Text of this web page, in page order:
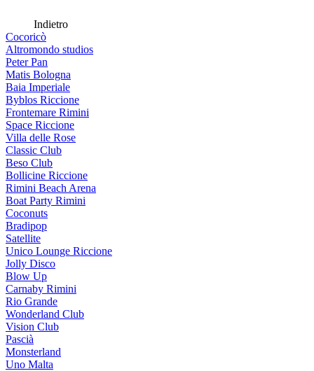
Indietro
Cocoricò
Altromondo studios
Peter Pan
Matis Bologna
Baia Imperiale
Byblos Riccione
Frontemare Rimini
Space Riccione
Villa delle Rose
Classic Club
Beso Club
Bollicine Riccione
Rimini Beach Arena
Boat Party Rimini
Coconuts
Bradipop
Satellite
Unico Lounge Riccione
Jolly Disco
Blow Up
Carnaby Rimini
Rio Grande
Wonderland Club
Vision Club
Pascià
Monsterland
Uno Malta